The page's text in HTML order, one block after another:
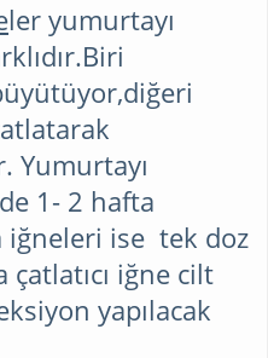
ler yumurtayı
Yumurtayı
1- 2 hafta
iğneleri ise tek doz
iğne cilt
yapılacak